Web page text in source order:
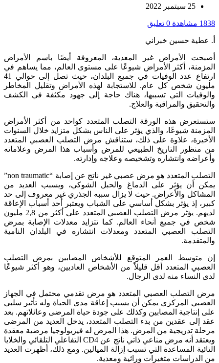
25 سبتمبر 2022
1838 مشاهدة 0 تعليق
أ. عطية حسين خبراني
أصبحت الأمراض غير المعدية، المعروفة أيضًا باسم الأمراض
المزمنة، أكثر الأمراض شيوعًا على مستوى العالم، مما يساهم في
ارتفاع عدد الوفيات في جميع البلدان، حيث تصل إلى حوالي 41
مليون شخص كل عام. للاستجابة لهذه الأمراض وتقليل المخاطر
والوفيات التي تسببها، هناك حاجة إلى جهود مكثفة في الكشف
والتحقيق والمراقبة والعلاج.
ستستعرض هذه الورقة التصلب المتعدد كواحد من أكثر الأمراض
المزمنة شيوعًا، والذي يؤثر على الناس بشكل متزايد خلال السنوات
الأخيرة، علاوة على ذلك، ستناقش مرض التصلب العصبي المتعدد
من منظور التاريخ الطبيعي للمرض وأسباب هذا المرض وعلاماته
وأعراضه وانتشاره وتشخيصه وعلاجه وإدارته.
التصلب المتعدد هو مرض عصبي غير ناتج عن إصابة “non traumatic”
يمكن أن يؤثر على الدماغ والحبل الشوكي، ويسبب العديد من
المشاكل والأعراض. حيث لا يزال سببه الجذري غير معروف إلى حد
كبير، إذ يؤثر بشكل أساسي على الشباب ويعتبر أحد أسباب الإعاقة
لديهم. يؤثر مرض التصلب العصبي المتعدد على أكثر من 2,8 مليون
شخص في جميع أنحاء العالم. كما تتزايد معدلات الإصابة بمرض
التصلب العصبي المتعدد ومعدلات انتشاره في البلدان النامية
والمتقدمة.
إن متوسط العمر المتوقع للأشخاص المصابين بمرض التصلب
العصبي المتعدد أقل قليلاً من الأشخاص العاديين، وهو أكثر شيوعًا
لدى النساء منه لدى الرجال.
مرض التصلب العصبي المتعدد هو مرض تقدمي محتمل في الجهاز
العصبي المركزي يمكن أن يسبب إعاقة مدى الحياة وله تأثير سلبي
على إنتاجية المصابين وكذلك على جودة حياة المرضى وعائلاتهم. بعد
عقد إلى عقدين من بدء التصلب المتعدد، يدخل العديد من المرضى
مرحلة تدريجية من المرض. هذا المرض له فيزيولوجيا مرضية معقدة
ويعتقد أنه مرض مناعي ذاتي ناتج عن CD4 التفاعلي التلقائي والخلايا
التائية المساعدة التي تسبب إزالة الميالين. ومع ذلك، أظهرت العديد
من الدراسات متغيرات وراثية ومعدية.